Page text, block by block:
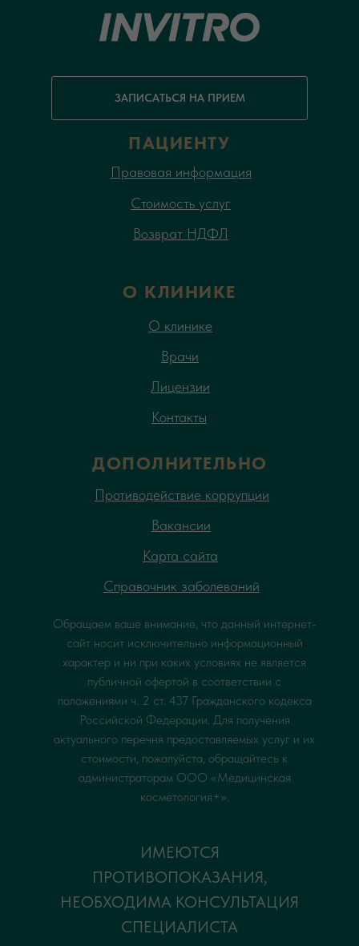
ПАЦИЕНТУ
О КЛИНИКЕ
ДОПОЛНИТЕЛЬНО
Правовая информация
Возврат НДФЛ
Стоимость услуг
Врачи
Лицензии
О клинике
Контакты
Вакансии
Карта сайта
Справочник заболеваний
Противодействие коррупции
Обращаем ваше внимание, что данный интернет-
сайт носит исключительно информационный
характер и ни при каких условиях не является
публичной офертой в соответствии с
положениями ч. 2 ст. 437 Гражданского кодекса
Российской Федерации. Для получения
актуального перечня предоставляемых услуг и их
стоимости, пожалуйста, обращайтесь к
администраторам ООО «Медицинская
косметология+».
ИМЕЮТСЯ
ПРОТИВОПОКАЗАНИЯ,
НЕОБХОДИМА КОНСУЛЬТАЦИЯ
СПЕЦИАЛИСТА
ЗАПИСАТЬСЯ НА ПРИЕМ